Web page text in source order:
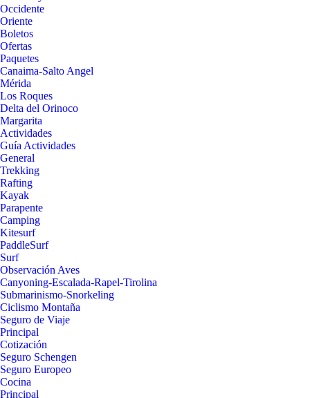
Occidente
Oriente
Boletos
Ofertas
Paquetes
Canaima-Salto Angel
Mérida
Los Roques
Delta del Orinoco
Margarita
Actividades
Guía Actividades
General
Trekking
Rafting
Kayak
Parapente
Camping
Kitesurf
PaddleSurf
Surf
Observación Aves
Canyoning-Escalada-Rapel-Tirolina
Submarinismo-Snorkeling
Ciclismo Montaña
Seguro de Viaje
Principal
Cotización
Seguro Schengen
Seguro Europeo
Cocina
Principal